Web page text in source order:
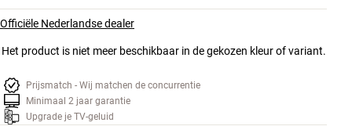
Officiële Nederlandse dealer
Het product is niet meer beschikbaar in de gekozen kleur of variant.
Prijsmatch - Wij matchen de concurrentie
Minimaal 2 jaar garantie
Upgrade je TV-geluid